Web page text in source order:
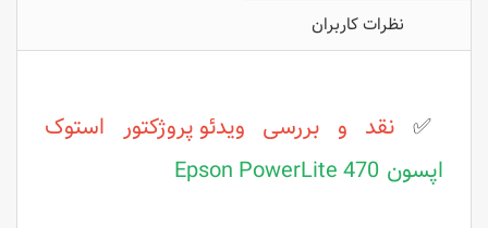
نظرات کاربران
✅ نقد و بررسی ویدئو پروژکتور استوک
اپسون Epson PowerLite 470